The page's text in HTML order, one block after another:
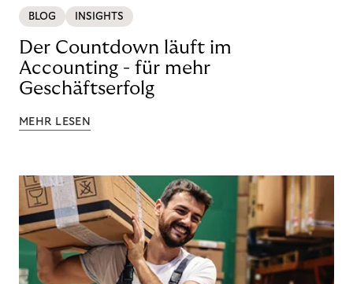
BLOG INSIGHTS
Der Countdown läuft im
Accounting - für mehr
Geschäftserfolg
MEHR LESEN